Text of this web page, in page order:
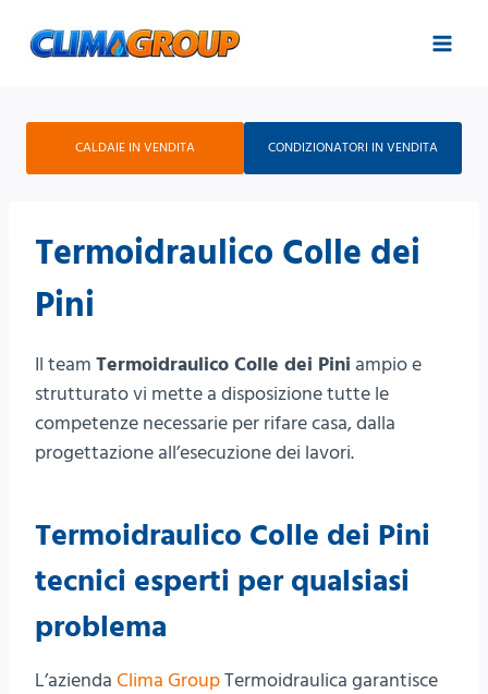
CALDAIE IN VENDITA CONDIZIONATORI IN VENDITA
Termoidraulico Colle dei
Pini
Il team Termoidraulico Colle dei Pini ampio e
strutturato vi mette a disposizione tutte le
competenze necessarie per rifare casa, dalla
progettazione all’esecuzione dei lavori.
Termoidraulico Colle dei Pini
tecnici esperti per qualsiasi
problema
L’azienda Clima GroupTermoidraulica garantisce